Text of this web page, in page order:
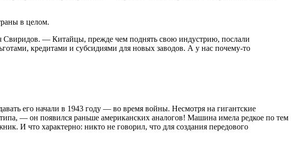
в целом.
Свиридов. — Китайцы, прежде чем поднять свою индустрию, послали
кредитами и субсидиями для новых заводов. А у нас почему-то
его начали в 1943 году — во время войны. Несмотря на гигантские
— он появился раньше американских аналогов! Машина имела редкое по тем
И что характерно: никто не говорил, что для создания передового